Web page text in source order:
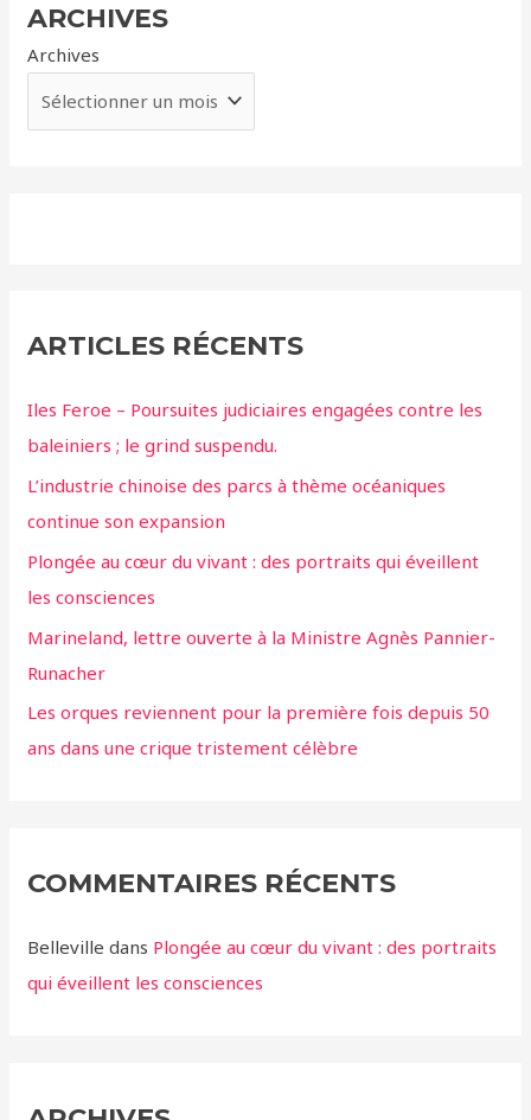
ARCHIVES
Archives
ARTICLES RÉCENTS
Iles Feroe – Poursuites judiciaires engagées contre les
baleiniers ; le grind suspendu.
L’industrie chinoise des parcs à thème océaniques
continue son expansion
Plongée au cœur du vivant : des portraits qui éveillent
les consciences
Marineland, lettre ouverte à la Ministre Agnès Pannier-
Runacher
Les orques reviennent pour la première fois depuis 50
ans dans une crique tristement célèbre
COMMENTAIRES RÉCENTS
Belleville dans Plongée au cœur du vivant : des portraits
qui éveillent les consciences